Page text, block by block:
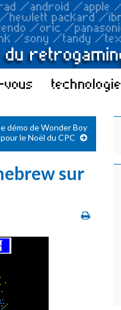
technologie
démo de Wonder Boy
pour le Noël du CPC
sur